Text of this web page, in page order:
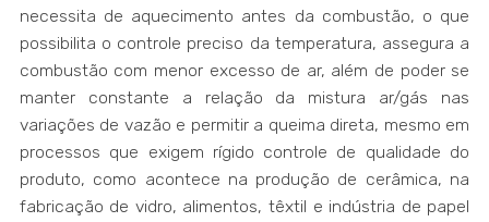
necessita de aquecimento antes da combustão, o que
possibilita o controle preciso da temperatura, assegura a
combustão com menor excesso de ar, além de poder se
manter constante a relação da mistura ar/gás nas
variações de vazão e permitir a queima direta, mesmo em
processos que exigem rígido controle de qualidade do
produto, como acontece na produção de cerâmica, na
fabricação de vidro, alimentos, têxtil e indústria de papel